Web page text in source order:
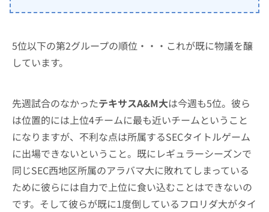
5位以下の第2グループの順位・・・これが既に物議を醸
しています。
先週試合のなかったテキサスA&M大は今週も5位。彼ら
は位置的には上位4チームに最も近いチームということ
になりますが、不利な点は所属するSECタイトルゲーム
に出場できないということ。既にレギュラーシーズンで
同じSEC西地区所属のアラバマ大に敗れてしまっている
ために彼らには自力で上位に食い込むことはできないの
です。そして彼らが既に1度倒しているフロリダ大がタイ